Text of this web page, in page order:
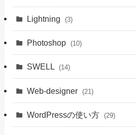
Lightning (3)
Photoshop (10)
SWELL (14)
Web-designer (21)
WordPressの使い方 (29)